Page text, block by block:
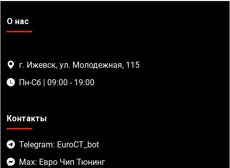
О нас
г. Ижевск, ул. Молодежная, 115
Пн-Сб | 09:00 - 19:00
Контакты
Telegram: EuroCT_bot
Max: Евро Чип Тюнинг